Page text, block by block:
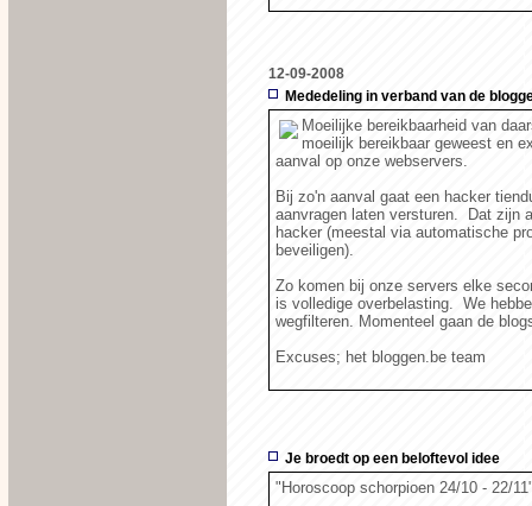
12-09-2008
Mededeling in verband van de
Moeilijke bereikbaarheid van
moeilijk bereikbaar geweest en
aanval op onze webservers.
Bij zo'n aanval gaat een hacker
aanvragen laten versturen. Dat zijn
hacker (meestal via automatische
beveiligen).
Zo komen bij onze servers elke
is volledige overbelasting. We
wegfilteren. Momenteel gaan de
Excuses; het bloggen.be team
Je broedt op een beloftevol idee
"Horoscoop schorpioen 24/10 - 22/